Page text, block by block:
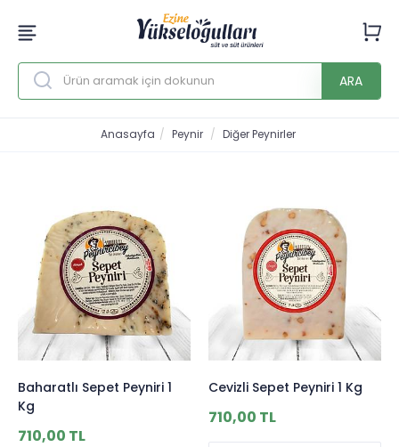
ARA
Anasayfa Peynir Diğer Peynirler
Baharatlı Sepet Peyniri 1
Kg
710,00 TL
Cevizli Sepet Peyniri 1 Kg
710,00 TL